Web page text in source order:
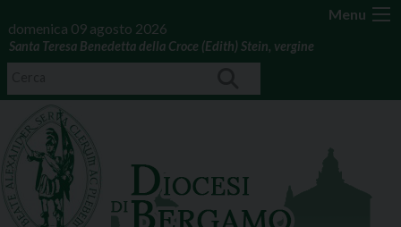
Menu
domenica 09 agosto 2026
Santa Teresa Benedetta della Croce (Edith) Stein, vergine